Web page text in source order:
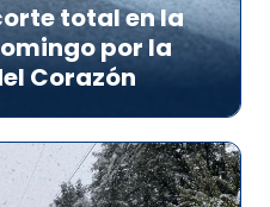
total en la
por la
Corazón